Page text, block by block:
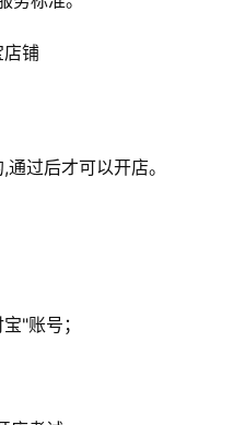
店铺
过后才可以开店。
"账号；